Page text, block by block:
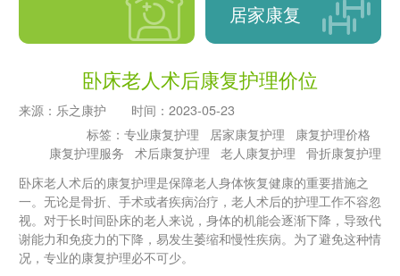
居家康复
卧床老人术后康复护理价位
来源： 乐之康护 时间： 2023-05-23
标签：专业康复护理 居家康复护理
康复护理价格
康复护理服务
术后康复护理 老人康复护理
骨折康复护理
卧床老人术后的康复护理是保障老人身体恢复健康的重要措施之
一。无论是骨折、手术或者疾病治疗，老人术后的护理工作不容忽
视。对于长时间卧床的老人来说，身体的机能会逐渐下降，导致代
谢能力和免疫力的下降，易发生萎缩和慢性疾病。为了避免这种情
况，专业的康复护理必不可少。